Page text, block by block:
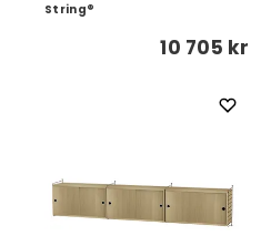
String®
10 705 kr